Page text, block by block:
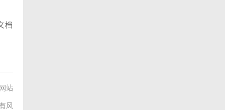
档
站
风